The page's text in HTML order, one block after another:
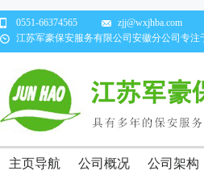
0551-66374565
zjj@wxjhba.com
江苏军豪保安服务有限公司安徽分公司专
主页导航 公司概况 公司架构